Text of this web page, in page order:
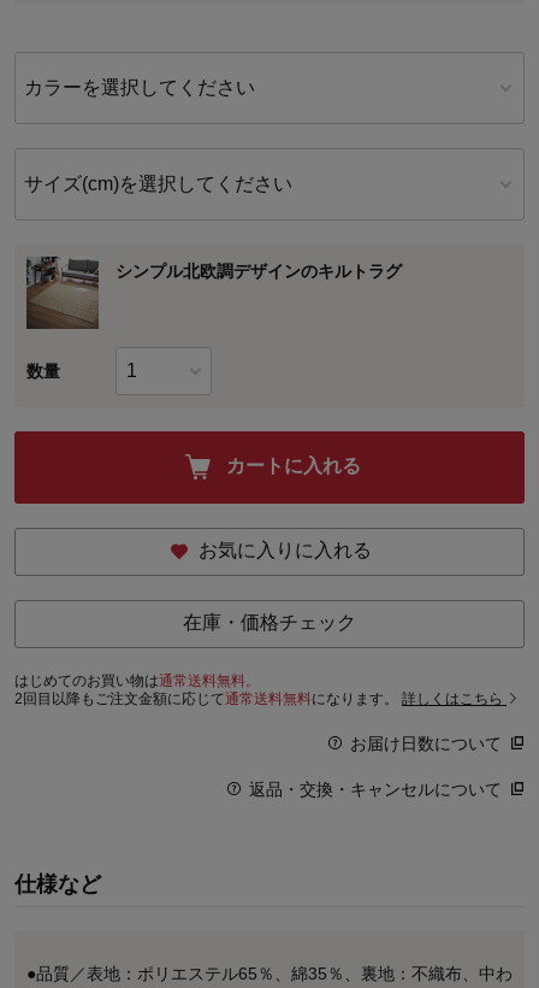
カラーを選択してください
サイズ(cm)を選択してください
シンプル北欧調デザインのキルトラグ
数量
カートに入れる
お気に入りに入れる
在庫・価格チェック
はじめてのお買い物は通常送料無料。
2回目以降もご注文金額に応じて通常送料無料になります。 詳しくはこちら
お届け日数について
返品・交換・キャンセルについて
仕様など
●品質／表地：ポリエステル65％、綿35％、裏地：不織布、中わ